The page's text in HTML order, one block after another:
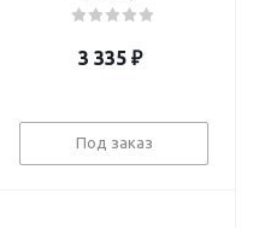
3 335 ₽
Под заказ